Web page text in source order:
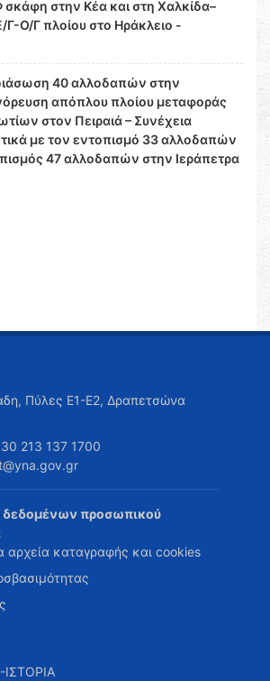
στην Κέα και στη Χαλκίδα–
Ο/Γ πλοίου στο Ηράκλειο -
40 αλλοδαπών στην
απόπλου πλοίου μεταφοράς
στον Πειραιά – Συνέχεια
με τον εντοπισμό 33 αλλοδαπών
47 αλλοδαπών στην Ιεράπετρα
Πύλες Ε1-Ε2, Δραπετσώνα
213 137 1700
δεδομένων προσωπικού
αρχεία καταγραφής και cookies